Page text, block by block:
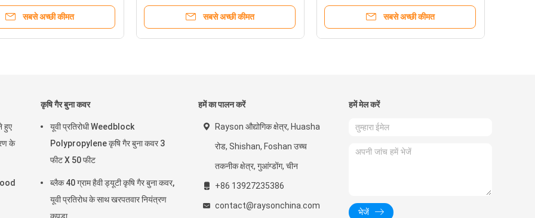
सबसे अच्छी कीमत सबसे अच्छी कीमत सबसे अच्छी कीमत
हुए
के
कृषि गैर बुना कवर
यूवी प्रतिरोधी Weedblock
Polypropylene कृषि गैर बुना कवर 3
फीट X 50 फीट
ब्लैक 40 ग्राम हैवी ड्यूटी कृषि गैर बुना कवर,
यूवी प्रतिरोध के साथ खरपतवार नियंत्रण
कपड़ा
हमें का पालन करें
Rayson औद्योगिक क्षेत्र, Huasha
रोड, Shishan, Foshan उच्च
तकनीक क्षेत्र, गुआंग्डोंग, चीन
+86 13927235386
contact@raysonchina.com
हमें मेल करें
भेजें